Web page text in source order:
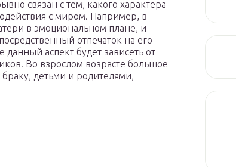
связан с тем, какого характера
с миром. Например, в
в эмоциональном плане, и
отпечаток на его
аспект будет зависеть от
Во взрослом возрасте большое
детьми и родителями,